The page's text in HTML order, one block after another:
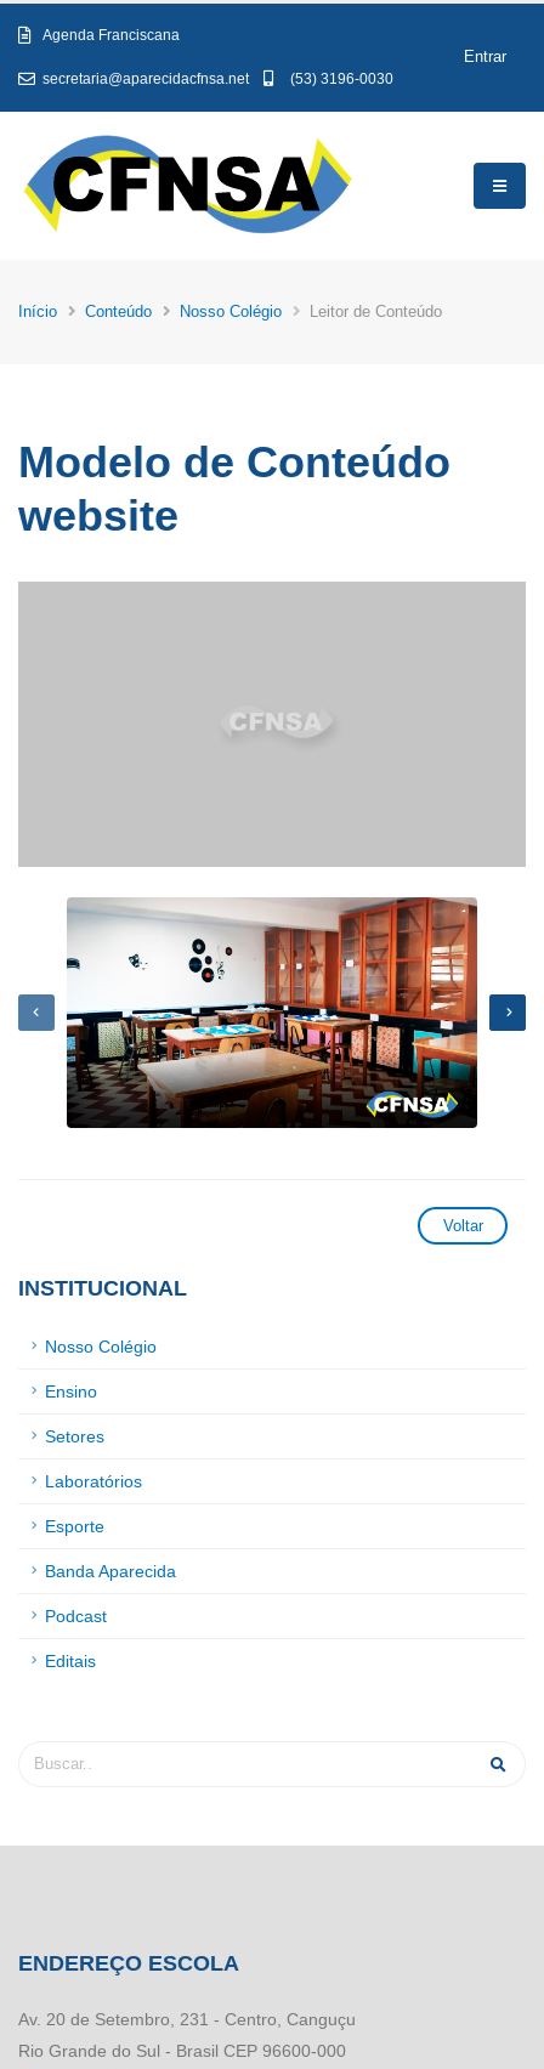
Agenda Franciscana
secretaria@aparecidacfnsa.net (53) 3196-0030
Entrar
Início Conteúdo Nosso Colégio Leitor de Conteúdo
Modelo de Conteúdo
website
Voltar
INSTITUCIONAL
Nosso Colégio
Ensino
Setores
Laboratórios
Esporte
Banda Aparecida
Podcast
Editais
ENDEREÇO ESCOLA
Av. 20 de Setembro, 231 - Centro, Canguçu
Rio Grande do Sul - Brasil CEP 96600-000